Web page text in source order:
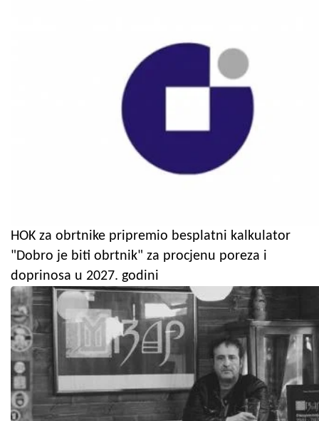
HOK za obrtnike pripremio besplatni kalkulator
"Dobro je biti obrtnik" za procjenu poreza i
doprinosa u 2027. godini